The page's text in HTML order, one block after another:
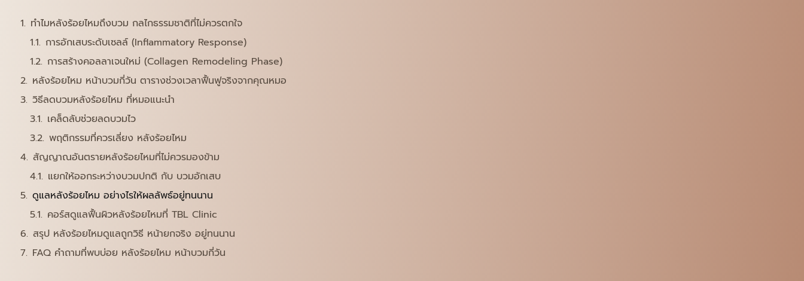
ทำไมหลังร้อยไหมถึงบวม กลไกธรรมชาติที่ไม่ควรตกใจ
การอักเสบระดับเซลล์ (Inflammatory Response)
การสร้างคอลลาเจนใหม่ (Collagen Remodeling Phase)
หลังร้อยไหม หน้าบวมกี่วัน ตารางช่วงเวลาฟื้นฟูจริงจากคุณหมอ
วิธีลดบวมหลังร้อยไหม ที่หมอแนะนำ
เคล็ดลับช่วยลดบวมไว
พฤติกรรมที่ควรเลี่ยง หลังร้อยไหม
สัญญาณอันตรายหลังร้อยไหมที่ไม่ควรมองข้าม
แยกให้ออกระหว่างบวมปกติ กับ บวมอักเสบ
ดูแลหลังร้อยไหม อย่างไรให้ผลลัพธ์อยู่ทนนาน
คอร์สดูแลฟื้นผิวหลังร้อยไหมที่ TBL Clinic
สรุป หลังร้อยไหมดูแลถูกวิธี หน้ายกจริง อยู่ทนนาน
FAQ คำถามที่พบบ่อย หลังร้อยไหม หน้าบวมกี่วัน